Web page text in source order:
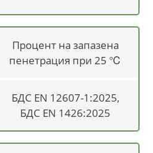
Процент на запазена
пенетрация при 25 ℃
БДС EN 12607-1:2025,
БДС EN 1426:2025